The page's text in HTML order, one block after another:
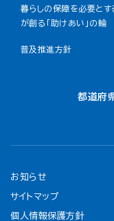
暮らしの保障を必要とす
が創る「助けあい」の輪
普及推進方針
都道府
お知らせ
サイトマップ
個人情報保護方針